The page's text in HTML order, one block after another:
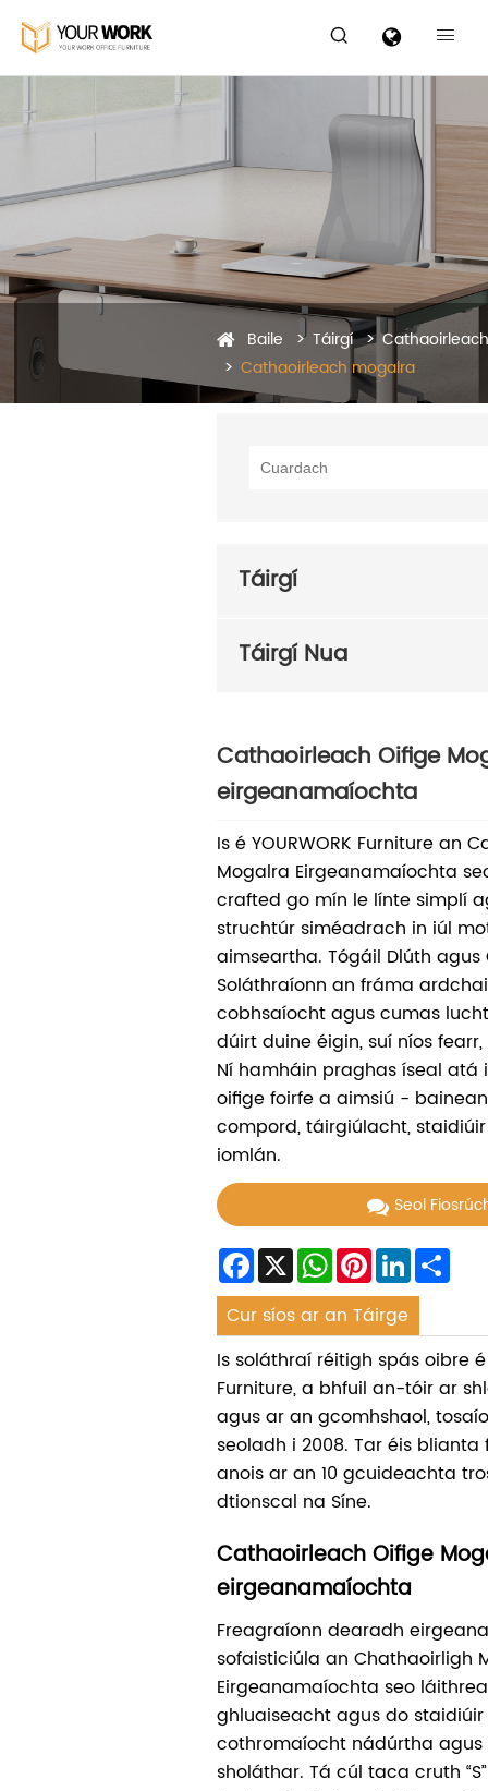
 
Baile Táirgí
Cathaoirleach mogalra
Táirgí
Táirgí Nua
Cathaoirleach Oifige
eirgeanamaíochta
Is é YOURWORK Furniture an
Mogalra Eirgeanamaíochta
crafted go mín le línte simplí
struchtúr siméadrach in iúl
aimseartha. Tógáil Dlúth agus
Soláthraíonn an fráma
cobhsaíocht agus cumas
dúirt duine éigin, suí níos
Ní hamháin praghas íseal
oifige foirfe a aimsiú -
compord, táirgiúlacht,
iomlán.
Seol
Facebook
X WhatsApp
Pinterest
LinkedIn
Cur síos ar an Táirge
Is soláthraí réitigh spás oibre é
Furniture, a bhfuil an-tóir ar
agus ar an gcomhshaol,
seoladh i 2008. Tar éis
anois ar an 10 gcuideachta
dtionscal na Síne.
Cathaoirleach Oifige
eirgeanamaíochta
Freagraíonn dearadh
sofaisticiúla an Chathaoirligh
Eirgeanamaíochta seo
ghluaiseacht agus do
cothromaíocht nádúrtha
sholáthar. Tá cúl taca cruth